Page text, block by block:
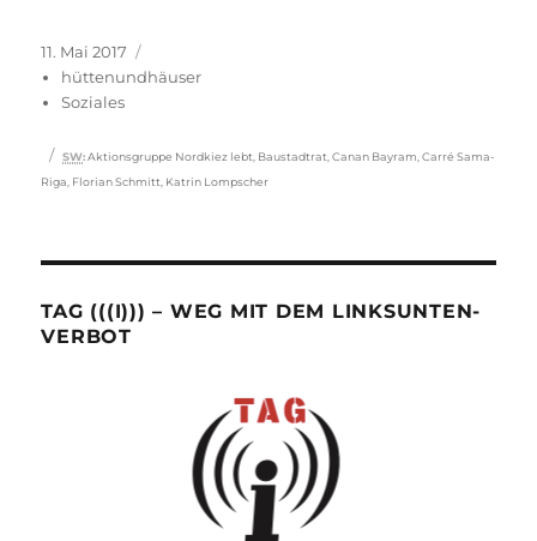
Veröffentlicht
am
11. Mai 2017
hüttenundhäuser
Soziales
Schlagwörter
SW: Aktionsgruppe Nordkiez lebt Baustadtrat ,Canan Bayram ,Carré Sama-
Riga Florian Schmitt Katrin Lompscher
TAG (((I))) – WEG MIT DEM LINKSUNTEN-
VERBOT